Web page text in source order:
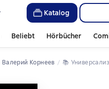
Katalog
Beliebt Hörbücher
Валерий Корнеев 📚